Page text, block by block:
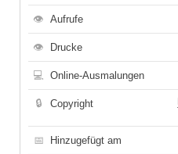
👁 Aufrufe
👁 Drucke
💻 Online-Ausmalungen
🔒 Copyright
📅 Hinzugefügt am